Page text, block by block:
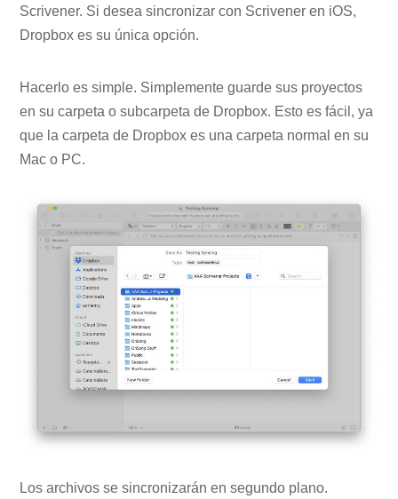
Scrivener. Si desea sincronizar con Scrivener en iOS,
Dropbox es su única opción.
Hacerlo es simple. Simplemente guarde sus proyectos
en su carpeta o subcarpeta de Dropbox. Esto es fácil, ya
que la carpeta de Dropbox es una carpeta normal en su
Mac o PC.
Los archivos se sincronizarán en segundo plano.